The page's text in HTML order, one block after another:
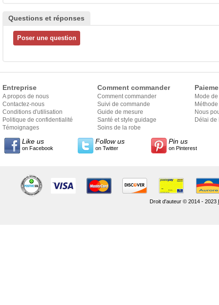
Questions et réponses
Entreprise
A propos de nous
Contactez-nous
Conditions d'utilisation
Politique de confidentialité
Témoignages
Comment commander
Comment commander
Suivi de commande
Guide de mesure
Santé et style guidage
Soins de la robe
Mode
Nous
Délai de
Like us
on Facebook
Follow us
on Twitter
Pin us
on Pinterest
Droit d'auteur © 2014 - 2023